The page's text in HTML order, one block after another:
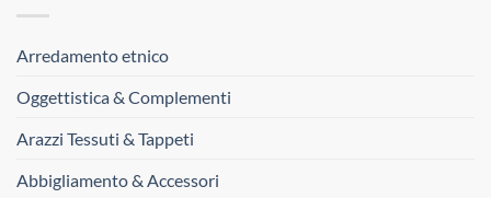
Arredamento etnico
Oggettistica & Complementi
Arazzi Tessuti & Tappeti
Abbigliamento & Accessori